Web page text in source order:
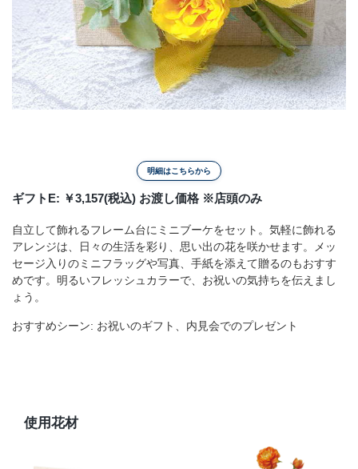
明細はこちらから
ギフトE: ￥3,157(税込) お渡し価格 ※店頭のみ
自立して飾れるフレーム台にミニブーケをセット。気軽に飾れる
アレンジは、日々の生活を彩り、思い出の花を咲かせます。メッ
セージ入りのミニフラッグや写真、手紙を添えて贈るのもおすす
めです。明るいフレッシュカラーで、お祝いの気持ちを伝えまし
ょう。
おすすめシーン: お祝いのギフト、内見会でのプレゼント
使用花材